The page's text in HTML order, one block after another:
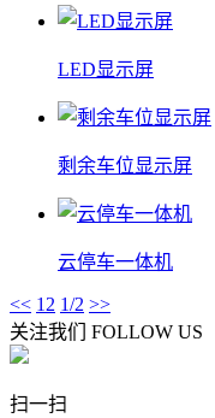
LED显示屏
剩余车位显示屏
云停车一体机
<< 1 2 1/2 >>
关注我们
FOLLOW US
扫一扫